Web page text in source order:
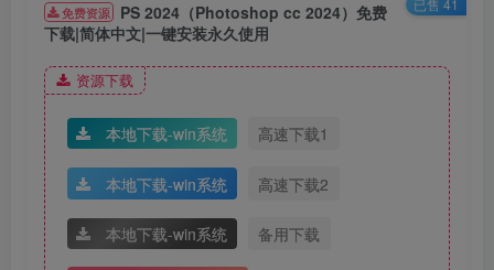
4.①点击需要将软件安装的磁盘位置（如：D盘）②新建一个
【PS2024】文件夹并选中③点击【确定】。
已售 41
免费资源
PS 2024（Photoshop cc 2024）免费
下载|简体中文|一键安装永久使用
资源下载
本地下载-win系统 高速下载1
本地下载-win系统 高速下载2
本地下载-win系统 备用下载